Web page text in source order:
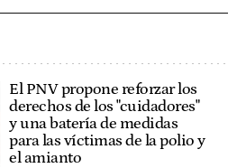
El PNV propone reforzar los
derechos de los "cuidadores"
y una batería de medidas
para las víctimas de la polio y
el amianto